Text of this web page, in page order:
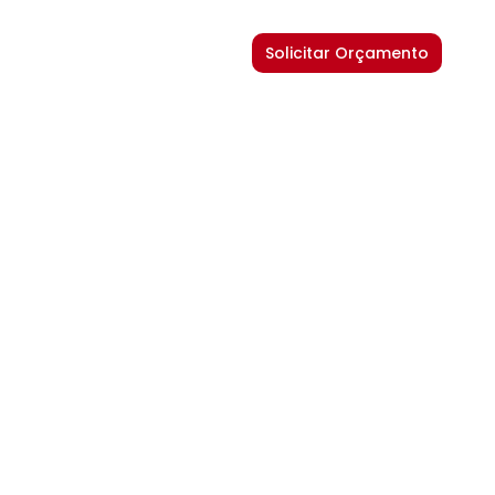
Solicitar Orçamento